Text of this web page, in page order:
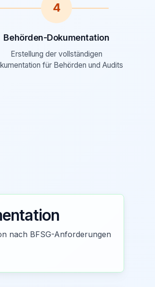
4
Behörden-Dokumentation
Erstellung der vollständigen
für Behörden und Audits
nach BFSG-Anforderungen